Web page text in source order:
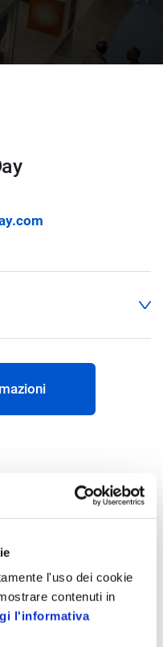
l'uso dei cookie
contenuti in
l'informativa
il mercato B2B
Village 2025 le